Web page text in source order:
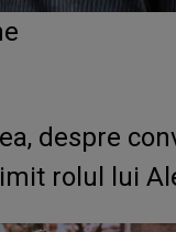
despre
rolul lui